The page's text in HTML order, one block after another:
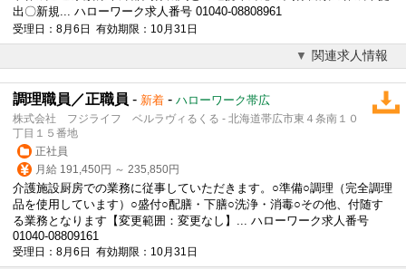
出〇新規... ハローワーク求人番号 01040-08808961
受理日：8月6日 有効期限：10月31日
関連求人情報
調理職員／正職員 - 新着 - ハローワーク帯広
株式会社 フジライフ ベルラヴィるくる - 北海道帯広市東４条南１０
丁目１５番地
正社員
月給 191,450円 ～ 235,850円
介護施設厨房での業務に従事していただきます。○準備○調理 （完全調理
品を使用しています）○盛付○配膳・下膳○洗浄・消毒○その他、付随す
る業務となります【変更範囲：変更なし】... ハローワーク求人番号
01040-08809161
受理日：8月6日 有効期限：10月31日